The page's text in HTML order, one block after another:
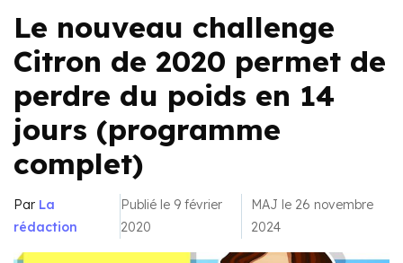
Le nouveau challenge
Citron de 2020 permet de
perdre du poids en 14
jours (programme
complet)
Par La
rédaction
Publié le 9 février
2020
MAJ le 26 novembre
2024